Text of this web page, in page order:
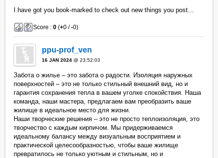
I have got you book-marked to check out new things you post…
Score :0 (+0 /-0)
ppu-prof_ven
16 JAN 2024 @ 23:52:03
Забота о жилье – это забота о радости. Изоляция наружных
поверхностей – это не только стильный внешний вид, но и
гарантия сохранения тепла в вашем уголке спокойствия. Наша
команда, наши мастера, предлагаем вам преобразить ваше
жилище в идеальное место для жизни.
Наши творческие решения – это не просто теплоизоляция, это
творчество с каждым кирпичом. Мы придерживаемся
идеальному балансу между визуальным восприятием и
практической целесообразностью, чтобы ваше жилище
превратилось не только уютным и стильным, но и